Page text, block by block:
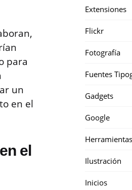
para
un
en el
el
Extensiones
Flickr
Fotografía
Fuentes
Gadgets
Google
Ilustración
Inicios